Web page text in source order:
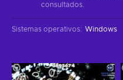
consultados.
Sistemas operativos: Windows